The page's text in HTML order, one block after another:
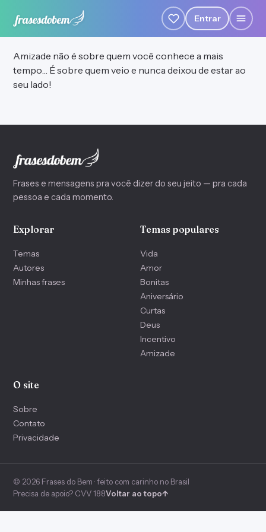
Entrar
Amizade não é sobre quem você conhece a mais
tempo… É sobre quem veio e nunca deixou de estar ao
seu lado!
Frases e mensagens pra você dizer do seu jeito — pra cada
pessoa e cada momento.
Explorar
Temas
Autores
Minhas frases
Temas populares
Vida
Amor
Bonitas
Aniversário
Curtas
Deus
Incentivo
Amizade
O site
Sobre
Contato
Privacidade
© 2026 Frases do Bem · feito com carinho no Brasil
Precisa de apoio? CVV 188Voltar ao topo↑